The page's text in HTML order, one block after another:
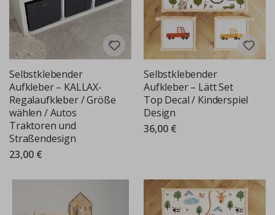
Selbstklebender
Aufkleber – KALLAX-
Regalaufkleber / Größe
wählen / Autos
Traktoren und
Straßendesign
23,00 €
Selbstklebender
Aufkleber – Lätt Set
Top Decal / Kinderspiel
Design
36,00 €